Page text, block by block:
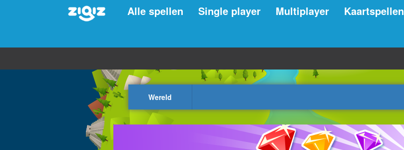
Alle spellen Single player Multiplayer Kaartspellen
Wereld